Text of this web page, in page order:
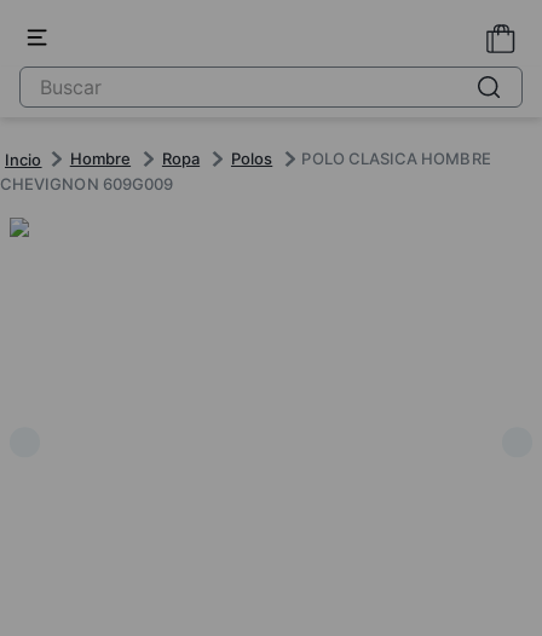
Hombre Ropa Polos
POLO CLASICA HOMBRE
CHEVIGNON 609G009